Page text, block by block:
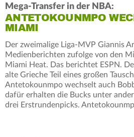
Mega-Transfer in der NBA:
ANTETOKOUNMPO
MIAMI
Der zweimalige Liga-MVP Giannis
Medienberichten zufolge von den
Miami Heat. Das berichtet ESPN.
alte Grieche Teil eines großen
Antetokounmpo wechselt auch
dafür erhalten die Bucks unter
drei Erstrundenpicks.